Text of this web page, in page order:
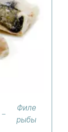
Филе
рыбы